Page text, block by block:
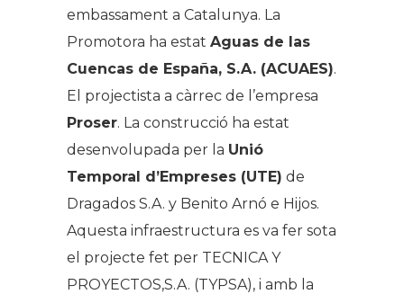
embassament a Catalunya. La
Promotora ha estat Aguas de las
Cuencas de España, S.A. (ACUAES).
El projectista a càrrec de l’empresa
Proser. La construcció ha estat
desenvolupada per la Unió
Temporal d’Empreses (UTE) de
Dragados S.A. y Benito Arnó e Hijos.
Aquesta infraestructura es va fer sota
el projecte fet per TECNICA Y
PROYECTOS,S.A. (TYPSA), i amb la